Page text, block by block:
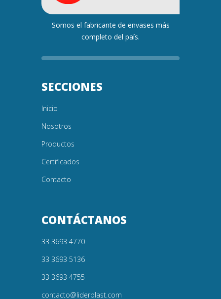
Somos el fabricante de envases más
completo del país.
SECCIONES
Inicio
Nosotros
Productos
Certificados
Contacto
CONTÁCTANOS
33 3693 4770
33 3693 5136
33 3693 4755
contacto@liderplast.com